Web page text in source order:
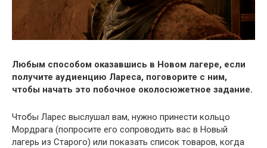
Любым способом оказавшись в Новом лагере, если
получите аудиенцию Лареса, поговорите с ним,
чтобы начать это побочное околосюжетное задание.
Чтобы Ларес выслушал вам, нужно принести кольцо
Мордрага (попросите его сопроводить вас в Новый
лагерь из Старого) или показать список товаров, когда